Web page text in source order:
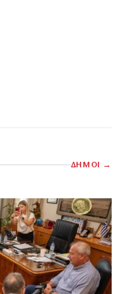
ΔΗΜΟΙ